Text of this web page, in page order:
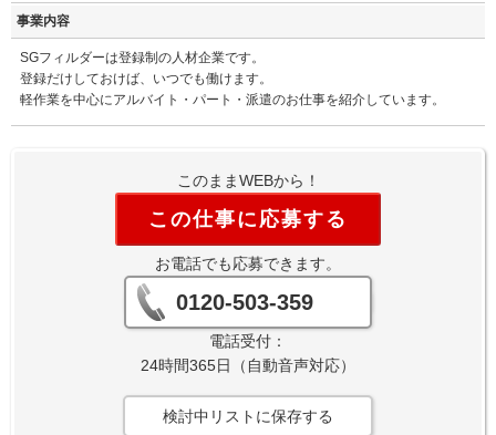
事業内容
SGフィルダーは登録制の人材企業です。
登録だけしておけば、いつでも働けます。
軽作業を中心にアルバイト・パート・派遣のお仕事を紹介しています。
このままWEBから！
この仕事に応募する
お電話でも応募できます。
0120-503-359
電話受付：
24時間365日（自動音声対応）
検討中リストに保存する